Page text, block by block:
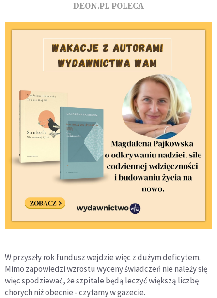
DEON.PL POLECA
W przyszły rok fundusz wejdzie więc z dużym deficytem.
Mimo zapowiedzi wzrostu wyceny świadczeń nie należy się
więc spodziewać, że szpitale będą leczyć większą liczbę
chorych niż obecnie - czytamy w gazecie.